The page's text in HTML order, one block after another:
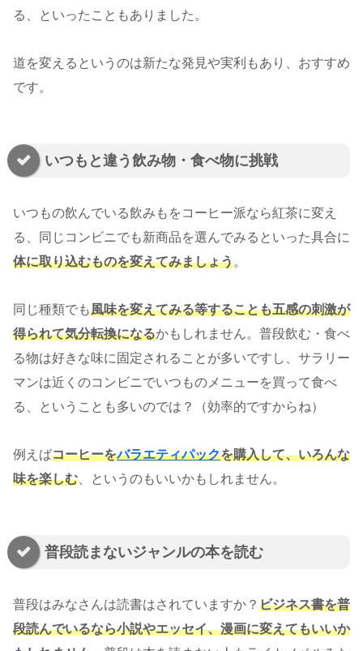
る、といったこともありました。
道を変えるというのは新たな発見や実利もあり、おすすめ
です。
いつもと違う飲み物・食べ物に挑戦
いつもの飲んでいる飲みもをコーヒー派なら紅茶に変え
る、同じコンビニでも新商品を選んでみるといった具合に
体に取り込むものを変えてみましょう。
同じ種類でも風味を変えてみる等することも五感の刺激が
得られて気分転換になるかもしれません。普段飲む・食べ
る物は好きな味に固定されることが多いですし、サラリー
マンは近くのコンビニでいつものメニューを買って食べ
る、ということも多いのでは？（効率的ですからね）
例えばコーヒーをバラエティパックを購入して、いろんな
味を楽しむ 、というのもいいかもしれません。
普段読まないジャンルの本を読む
普段はみなさんは読書はされていますか？ ビジネス書を普
段読んでいるなら小説やエッセイ、漫画に変えてもいいか